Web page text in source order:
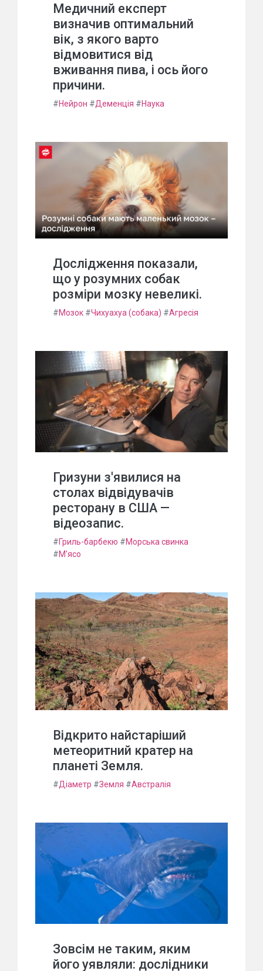
Медичний експерт
визначив оптимальний
вік, з якого варто
відмовитися від
вживання пива, і ось його
причини.
#Нейрон #Деменція #Наука
Дослідження показали,
що у розумних собак
розміри мозку невеликі.
#Мозок #Чихуахуа (собака) #Агресія
Гризуни з'явилися на
столах відвідувачів
ресторану в США —
відеозапис.
#Гриль-барбекю #Морська свинка
#М'ясо
Відкрито найстаріший
метеоритний кратер на
планеті Земля.
#Діаметр #Земля #Австралія
Зовсім не таким, яким
його уявляли: дослідники